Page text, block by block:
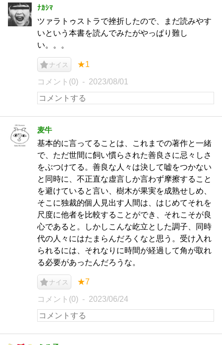
ﾅｶｼﾏ
ツァラトゥストラで挫折したので、まだ読みやす
いという本書を読んでみたがやっぱり難し
い。。。
ナイス ★1
コメント(0) 2023/08/01
麦牛
基本的に言ってることは、これまでの著作と一緒
で、ただ世間に飼い慣らされた善良さに忌々しさ
をぶつけてる。善良な人々は決して嘘をつかない
と同時に、不正直な虚言しか言わず摩擦すること
を避けていると言い、樹木が果実を成熟せしめ、
そこに独裁的個人見出す人間は、はじめてそれを
尺度に他者を比較することができ、それこそが良
心であると。しかしこんな屹立とした調子、同時
代の人々にはたまらんだろくなと思う。受け入れ
られるには、それなりに時間が経過して角が取れ
る必要があったんだろうな。
ナイス ★7
コメント(0) 2023/06/24